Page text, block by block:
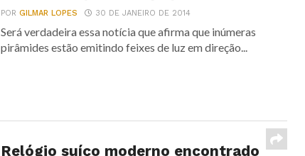
PORGILMAR LOPES 30 DE JANEIRO DE 2014
Será verdadeira essa notícia que afirma que inúmeras
pirâmides estão emitindo feixes de luz em direção...
Relógio suíço moderno encontrado